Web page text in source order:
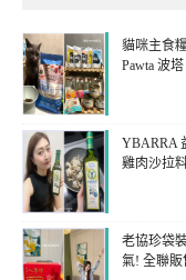
貓咪主食
Pawta 波
YBARRA
雞肉沙拉
老協珍袋
氣! 全聯販